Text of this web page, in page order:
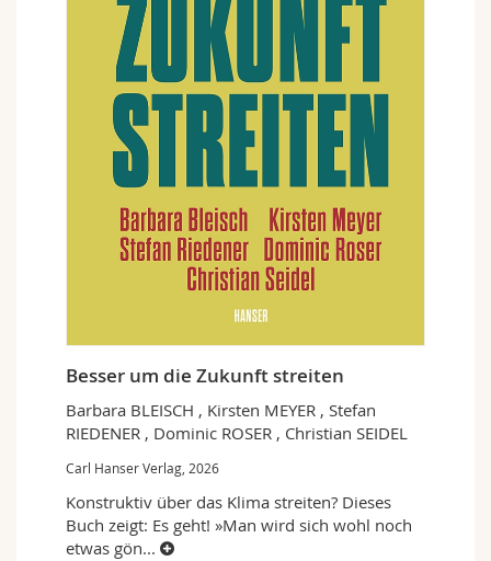
Sciences et médecine
Interfacultaire
Collaborateurs
Webmail
Programme des cours
MyUnifr
Besser um die Zukunft streiten
Barbara BLEISCH , Kirsten MEYER , Stefan
RIEDENER , Dominic ROSER , Christian SEIDEL
Carl Hanser Verlag, 2026
Konstruktiv über das Klima streiten? Dieses
Buch zeigt: Es geht! »Man wird sich wohl noch
etwas gön...